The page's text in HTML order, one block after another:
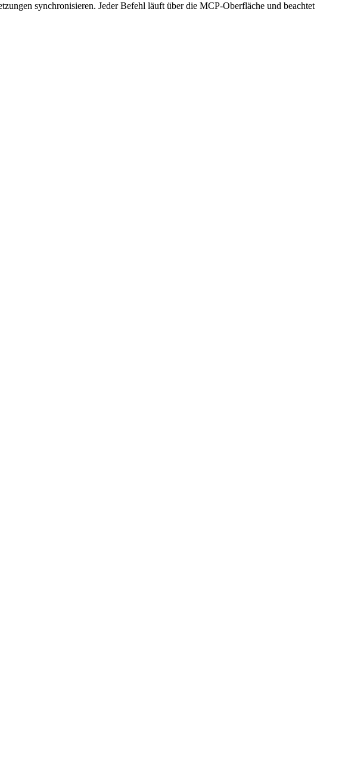
synchronisieren. Jeder Befehl läuft über die MCP-Oberfläche und beachtet